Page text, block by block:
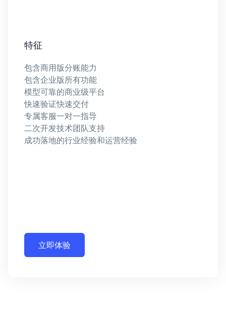
特征
包含商用版分账能力
包含企业版所有功能
模型可靠的商业级平台
快速验证快速交付
专属客服一对一指导
二次开发技术团队支持
成功落地的行业经验和运营经验
立即体验